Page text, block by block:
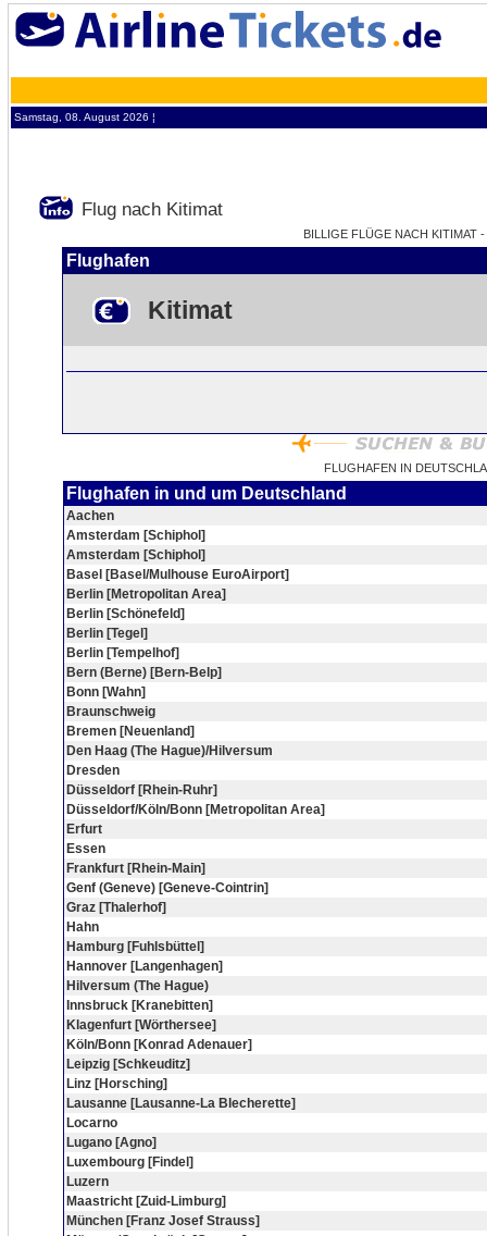
Samstag, 08. August 2026 ¦
Flug nach Kitimat
BILLIGE FLÜGE NACH KITIMAT
Flughafen
Kitimat
FLUGHAFEN IN
Flughafen in und um Deutschland
Aachen
Amsterdam [Schiphol]
Amsterdam [Schiphol]
Basel [Basel/Mulhouse EuroAirport]
Berlin [Metropolitan Area]
Berlin [Schönefeld]
Berlin [Tegel]
Berlin [Tempelhof]
Bern (Berne) [Bern-Belp]
Bonn [Wahn]
Braunschweig
Bremen [Neuenland]
Den Haag (The Hague)/Hilversum
Dresden
Düsseldorf [Rhein-Ruhr]
Düsseldorf/Köln/Bonn [Metropolitan Area]
Erfurt
Essen
Frankfurt [Rhein-Main]
Genf (Geneve) [Geneve-Cointrin]
Graz [Thalerhof]
Hahn
Hamburg [Fuhlsbüttel]
Hannover [Langenhagen]
Hilversum (The Hague)
Innsbruck [Kranebitten]
Klagenfurt [Wörthersee]
Köln/Bonn [Konrad Adenauer]
Leipzig [Schkeuditz]
Linz [Horsching]
Lausanne [Lausanne-La Blecherette]
Locarno
Lugano [Agno]
Luxembourg [Findel]
Luzern
Maastricht [Zuid-Limburg]
München [Franz Josef Strauss]